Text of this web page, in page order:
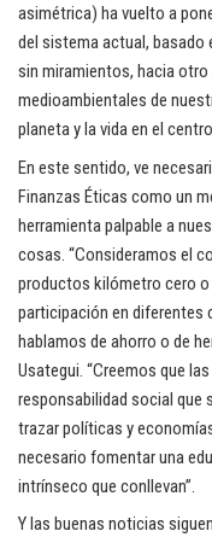
asimétrica) ha vuelto a
del sistema actual, basado
sin miramientos, hacia
medioambientales de
planeta y la vida en el
En este sentido, ve
Finanzas Éticas como un
herramienta palpable a
cosas. “Consideramos el
productos kilómetro cero o
participación en diferentes
hablamos de ahorro o de
Usategui. “Creemos que
responsabilidad social que
trazar políticas y
necesario fomentar una
intrínseco que conllevan”.
Y las buenas noticias